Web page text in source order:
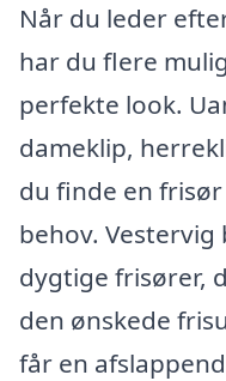
Når du leder
har du flere
perfekte look.
dameklip,
du finde en
behov.
dygtige frisører,
den ønskede
får en